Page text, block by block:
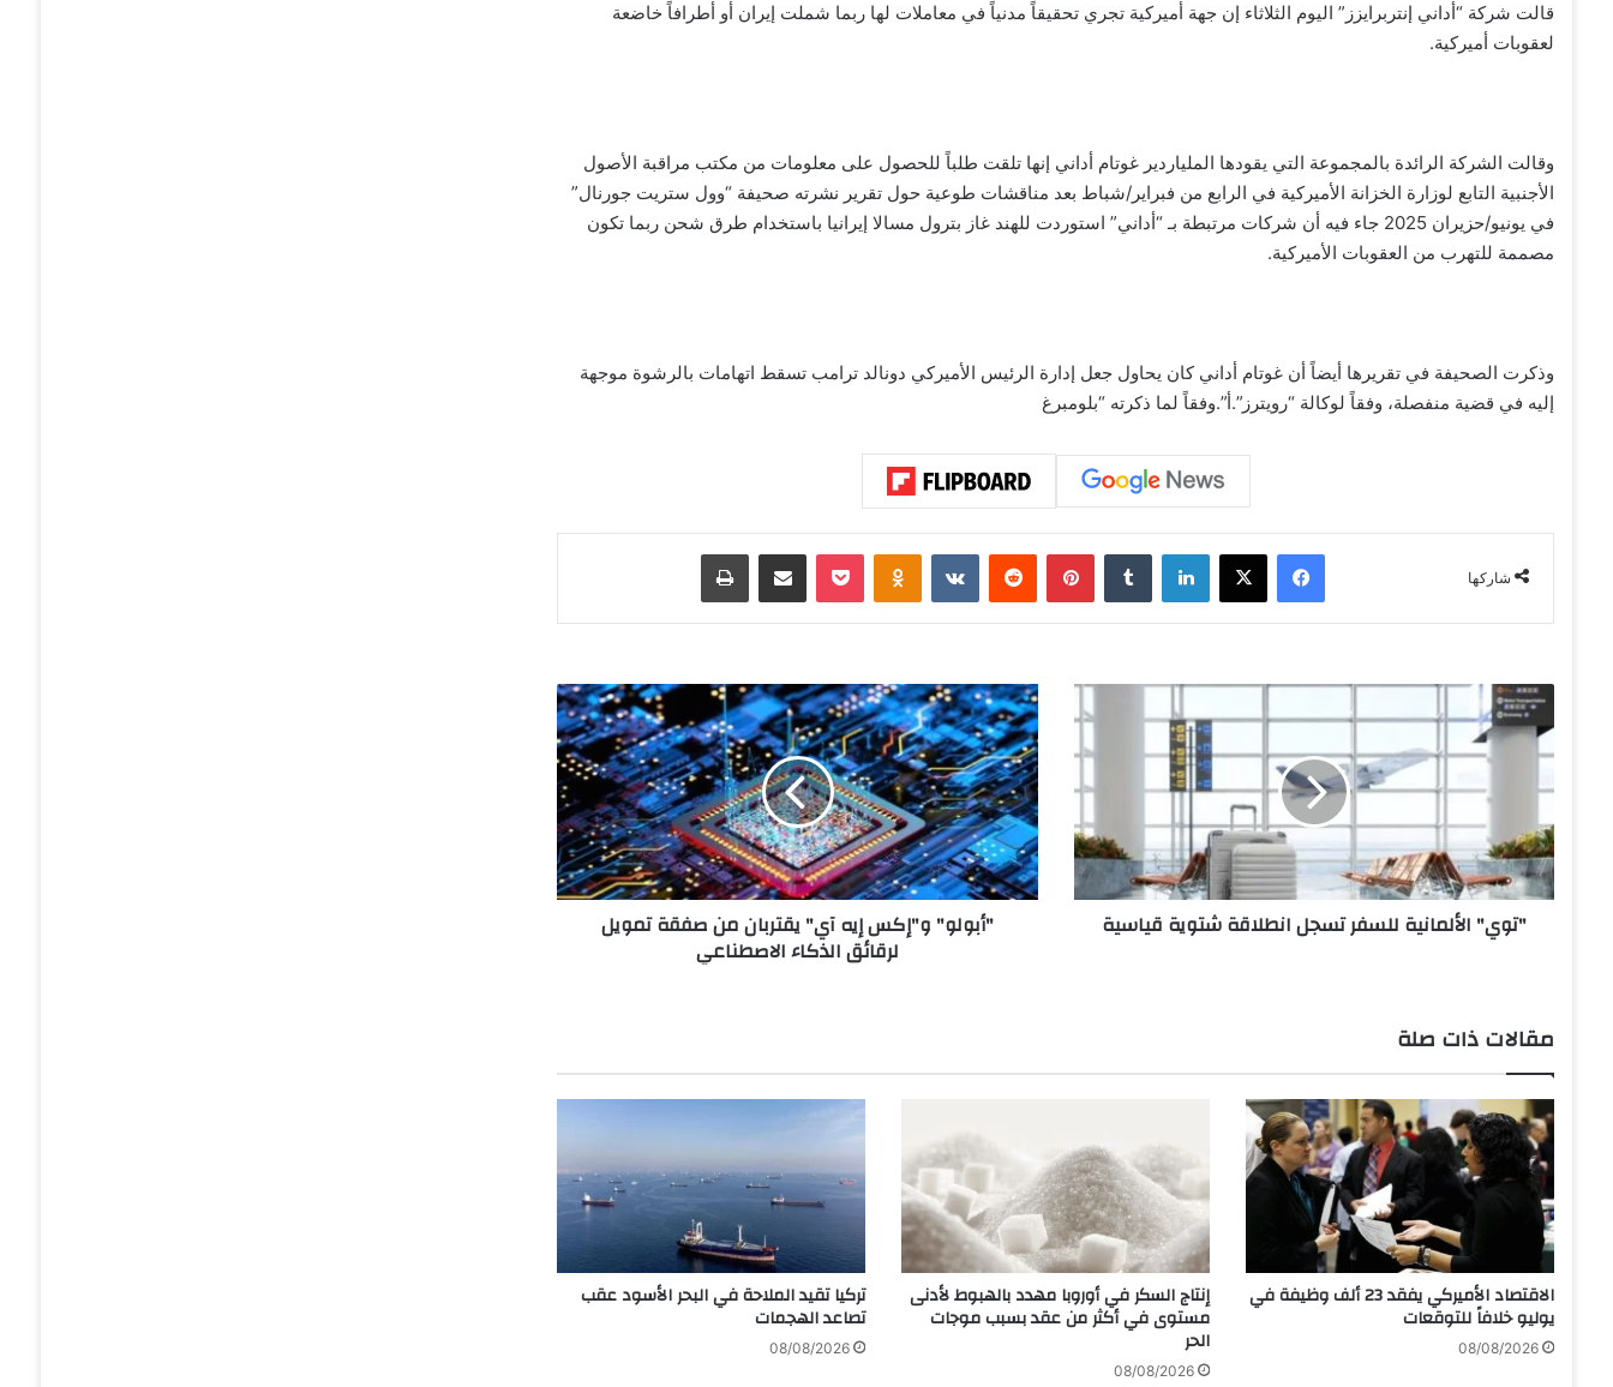
قالت شركة “أداني إنتربرايزز” اليوم الثلاثاء إن جهة أميركية تجري تحقيقاً مدنياً في معاملات لها ربما شملت إيران أو أطرافاً خاضعة
لعقوبات أميركية.
وقالت الشركة الرائدة بالمجموعة التي يقودها الملياردير غوتام أداني إنها تلقت طلباً للحصول على معلومات من مكتب مراقبة الأصول
الأجنبية التابع لوزارة الخزانة الأميركية في الرابع من فبراير/شباط بعد مناقشات طوعية حول تقرير نشرته صحيفة “وول ستريت جورنال”
في يونيو/حزيران 2025 جاء فيه أن شركات مرتبطة بـ “أداني” استوردت للهند غاز بترول مسالا إيرانيا باستخدام طرق شحن ربما تكون
مصممة للتهرب من العقوبات الأميركية.
وذكرت الصحيفة في تقريرها أيضاً أن غوتام أداني كان يحاول جعل إدارة الرئيس الأميركي دونالد ترامب تسقط اتهامات بالرشوة موجهة
إليه في قضية منفصلة، وفقاً لوكالة “رويترز”.أ”.وفقاً لما ذكرته “بلومبرغ
شاركها
فيسبوك ‫X لينكدإن ‏Tumblr بينتيريست ‏Reddit
‏VKontakte
Odnoklassniki
‫Pocket مشاركة عبر البريد طباعة
"
ا
ل
أ
ل
ل
ل
س
ف
س
ج
ل
ا
ن
ط
ل
"توي" الألمانية للسفر تسجل انطلاقة شتوية قياسية
"
أ
ب
و
ل
و
"
و
"
آ
ق
ب
ا
ن
م
"أبولو" و"إكس إيه آي" يقتربان من صفقة تمويل
لرقائق الذكاء الاصطناعي
مقالات ذات صلة
الاقتصاد الأميركي يفقد 23 ألف وظيفة في
يوليو خلافاً للتوقعات
08/08/2026
إنتاج السكر في أوروبا مهدد بالهبوط لأدنى
مستوى في أكثر من عقد بسبب موجات
الحر
08/08/2026
تركيا تقيد الملاحة في البحر الأسود عقب
تصاعد الهجمات
08/08/2026